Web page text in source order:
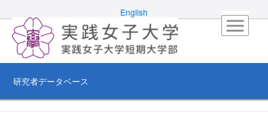
English
研究者データベース